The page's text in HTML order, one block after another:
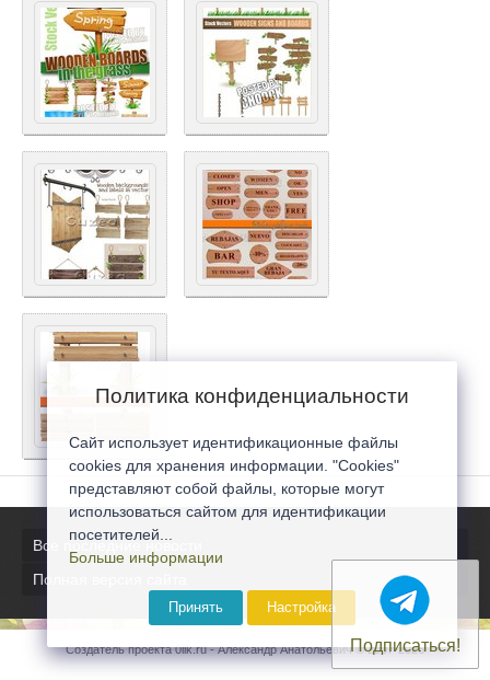
Все последние новости
Полная версия сайта
Создатель проекта 0lik.ru - Александр Анатольевич © 2007-2026
Подписаться!
Политика конфиденциальности
Сайт использует идентификационные файлы
cookies для хранения информации. "Cookies"
представляют собой файлы, которые могут
использоваться сайтом для идентификации
посетителей...
Больше информации
Принять Настройка